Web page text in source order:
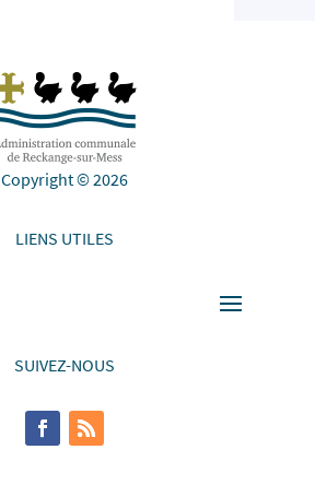
Copyright © 2026
LIENS UTILES
SUIVEZ-NOUS